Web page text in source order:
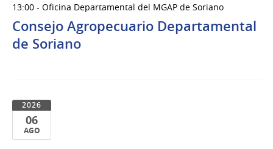
de
Ago
del
13:00 - Oficina Departamental del MGAP de Soriano
Consejo Agropecuario Departamental
de Soriano
2026
06
AGO